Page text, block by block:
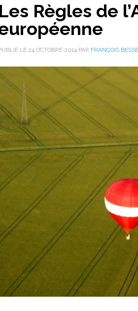
Les Règles de
LE 24 OCTOBRE 2014 PAR FRANÇOIS BESSE